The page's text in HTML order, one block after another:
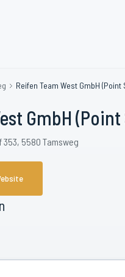
Reifen Team West GmbH (Point
GmbH (Point
5580 Tamsweg